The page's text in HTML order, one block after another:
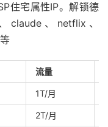
住宅属性IP。解锁德
claude、netflix、
流量
1T/月
2T/月